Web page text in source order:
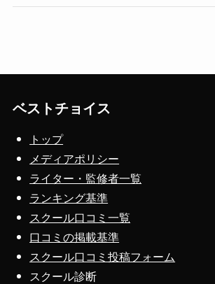
ベストチョイス
トップ
メディアポリシー
ライター・監修者一覧
ランキング基準
スクール口コミ一覧
口コミの掲載基準
スクール口コミ投稿フォーム
スクール診断